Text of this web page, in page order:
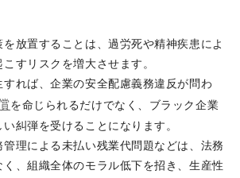
を放置することは、過労死や精神疾患によ
すリスクを増大させます。
すれば、企業の安全配慮義務違反が問わ
を命じられるだけでなく、ブラック企業
糾弾を受けることになります。
管理による未払い残業代問題などは、法務
、組織全体のモラル低下を招き、生産性